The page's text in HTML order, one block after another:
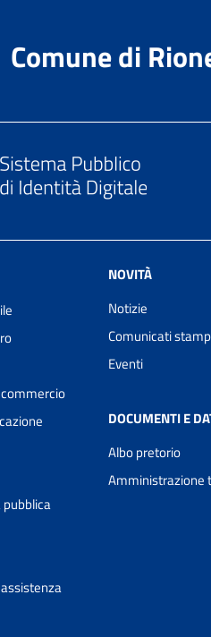
Comune di
pubblica
NOVITÀ
Notizie
Comunicati
Eventi
DOCUMENTI E
Albo pretorio
Amministrazione